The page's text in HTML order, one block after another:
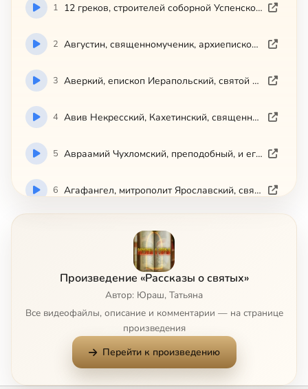
1 12 греков, строителей соборной Успенской церкви Киево-Печерской
2 Августин, священномученик, архиепископ Калужский и Боровский
3 Аверкий, епископ Иерапольский, святой равноапостольный
4 Авив Некресский, Кахетинский, священномученик
5 Авраамий Чухломский, преподобный, и его святые обители
6 Агафангел, митрополит Ярославский, святитель-исповедник
Адриан и Наталия, мученики
Адриан Пошехонский, преподобномученик
Александр Пересвет, инок-воин
Икона Божией Матери 'Всецарица'
Произведение «Рассказы о святых»
Автор: Юраш, Татьяна
Все видеофайлы, описание и комментарии — на странице
произведения
Перейти к произведению